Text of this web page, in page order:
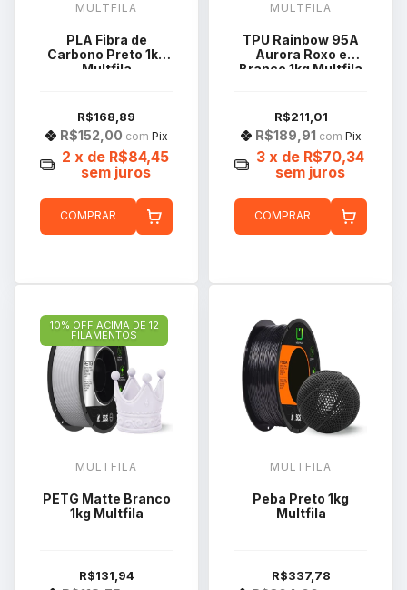
MULTFILA
PLA Fibra de
Carbono Preto 1kg
Multfila
R$168,89
R$152,00 com Pix
2 x de R$84,45
sem juros
COMPRAR
MULTFILA
TPU Rainbow 95A
Aurora Roxo e
Branco 1kg Multfila
R$211,01
R$189,91 com Pix
3 x de R$70,34
sem juros
COMPRAR
10% OFF ACIMA DE 12
FILAMENTOS
MULTFILA
PETG Matte Branco
1kg Multfila
R$131,94
MULTFILA
Peba Preto 1kg
Multfila
R$337,78